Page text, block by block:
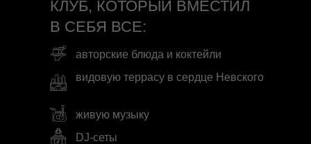
КЛУБ, КОТОРЫЙ ВМЕСТИЛ
В СЕБЯ ВСЕ:
авторские блюда и коктейли
видовую террасу в сердце Невского
живую музыку
DJ-сеты